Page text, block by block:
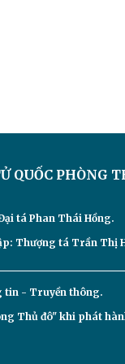
QUỐC PHÒNG
tá Phan Thái Hồng.
Thượng tá Trần Thị
tin - Truyền thông.
Thủ đô" khi phát